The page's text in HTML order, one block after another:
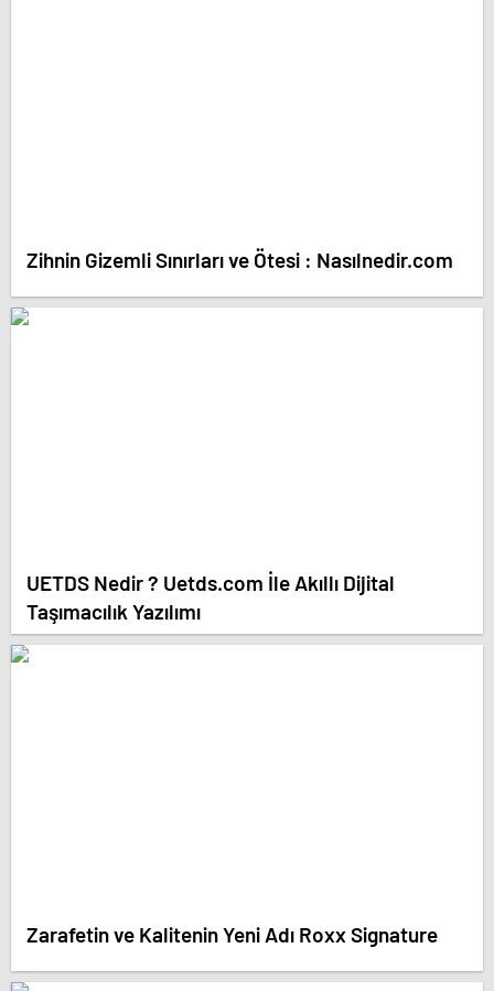
Zihnin Gizemli Sınırları ve Ötesi : Nasılnedir.com
UETDS Nedir ? Uetds.com İle Akıllı Dijital
Taşımacılık Yazılımı
Zarafetin ve Kalitenin Yeni Adı Roxx Signature